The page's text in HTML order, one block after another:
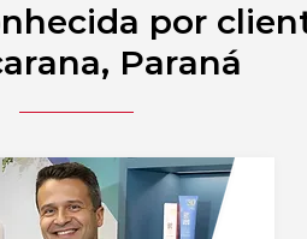
por
Paraná